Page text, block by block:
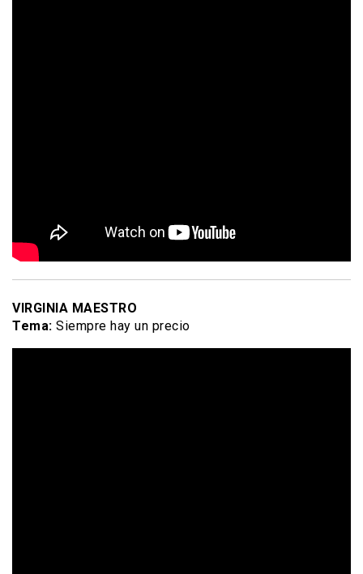
VIRGINIA MAESTRO
Tema: Siempre hay un precio